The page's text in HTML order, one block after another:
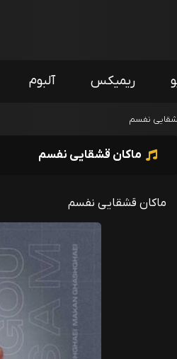
ریمیکس آلبوم
نفسم
ماکان قشقایی نفسم
ماکان قشقایی نفسم